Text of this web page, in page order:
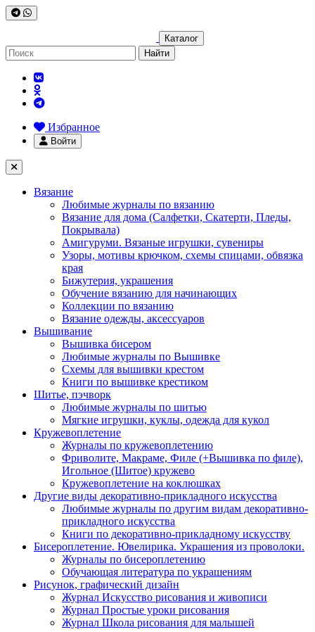
Каталог
Найти
Избранное
Войти
Вязание
Любимые журналы по вязанию
Вязание для дома (Салфетки, Скатерти, Пледы,
Покрывала)
Амигуруми. Вязаные игрушки, сувениры
Узоры, мотивы крючком, схемы спицами, обвязка
края
Бижутерия, украшения
Обучение вязанию для начинающих
Коллекции по вязанию
Вязание одежды, аксессуаров
Вышивание
Вышивка бисером
Любимые журналы по Вышивке
Схемы для вышивки крестом
Книги по вышивке крестиком
Шитье, пэчворк
Любимые журналы по шитью
Мягкие игрушки, куклы, одежда для кукол
Кружевоплетение
Журналы по кружевоплетению
Фриволите, Макраме, Филе (+Вышивка по филе),
Игольное (Шитое) кружево
Кружевоплетение на коклюшках
Другие виды декоративно-прикладного искусства
Любимые журналы по другим видам декоративно-
прикладного искусства
Книги по декоративно-прикладному искусству
Бисероплетение. Ювелирика. Украшения из проволоки.
Журналы по бисероплетению
Обучающая литература по украшениям
Рисунок, графический дизайн
Журнал Искусство рисования и живописи
Журнал Простые уроки рисования
Журнал Школа рисования для малышей